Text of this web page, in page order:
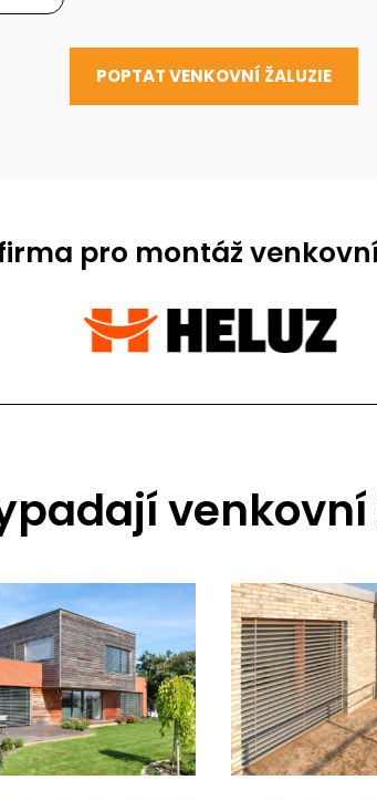
POPTAT VENKOVNÍ ŽALUZIE
pro montáž
venkovní